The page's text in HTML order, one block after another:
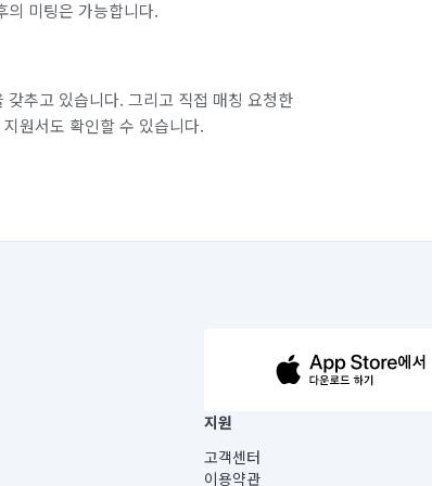
의 미팅은 가능합니다.
추고 있습니다. 그리고 직접 매칭 요청한
원서도 확인할 수 있습니다.
5-00019 |
5층
지원
고객센터
이용약관